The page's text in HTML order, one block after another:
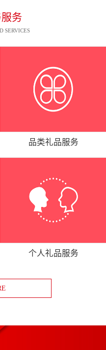
务
SERVICES
品类礼品服务
个人礼品服务